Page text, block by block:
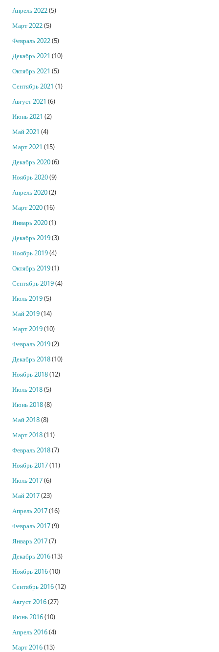
Апрель 2022(5)
Март 2022(5)
Февраль 2022(5)
Декабрь 2021 (10)
Октябрь 2021 (5)
Сентябрь 2021 (1)
Август 2021 (6)
Июнь 2021 (2)
Май 2021 (4)
Март 2021 (15)
Декабрь 2020(6)
Ноябрь 2020(9)
Апрель 2020(2)
Март 2020(16)
Январь 2020(1)
Декабрь 2019(3)
Ноябрь 2019(4)
Октябрь 2019(1)
Сентябрь 2019(4)
Июль 2019(5)
Май 2019(14)
Март 2019(10)
Февраль 2019(2)
Декабрь 2018(10)
Ноябрь 2018(12)
Июль 2018(5)
Июнь 2018(8)
Май 2018(8)
Март 2018(11)
Февраль 2018(7)
Ноябрь 2017(11)
Июль 2017(6)
Май 2017(23)
Апрель 2017(16)
Февраль 2017(9)
Январь 2017(7)
Декабрь 2016(13)
Ноябрь 2016(10)
Сентябрь 2016(12)
Август 2016(27)
Июнь 2016(10)
Апрель 2016(4)
Март 2016(13)